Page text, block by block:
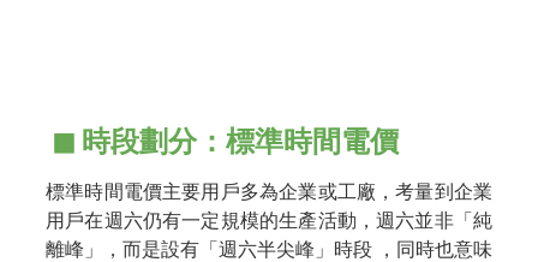
◼︎ 時段劃分：標準時間電價
標準時間電價主要用戶多為企業或工廠，考量到企業
用戶在週六仍有一定規模的生產活動，週六並非「純
離峰」，而是設有「週六半尖峰」時段 ，同時也意味